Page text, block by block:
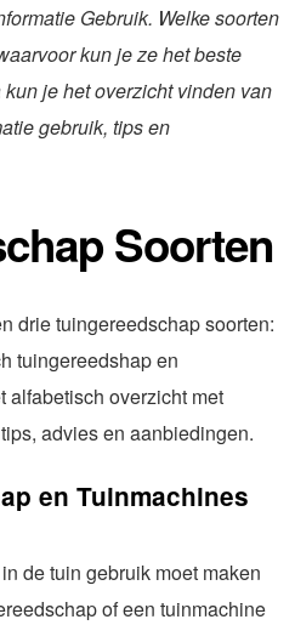
Gebruik. Welke soorten
kun je ze het beste
je het overzicht vinden van
gebruik, tips en
Soorten
drie tuingereedschap soorten:
tuingereedshap en
alfabetisch overzicht met
advies en aanbiedingen.
en Tuinmachines
de tuin gebruik moet maken
of een tuinmachine